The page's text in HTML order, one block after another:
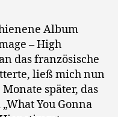
Album
– High
das französische
ließ mich nun
später, das
You Gonna